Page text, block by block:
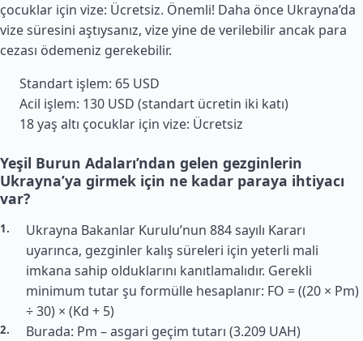
çocuklar için vize: Ücretsiz. Önemli! Daha önce Ukrayna’da
vize süresini aştıysanız, vize yine de verilebilir ancak para
cezası ödemeniz gerekebilir.
Standart işlem: 65 USD
Acil işlem: 130 USD (standart ücretin iki katı)
18 yaş altı çocuklar için vize: Ücretsiz
Yeşil Burun Adaları’ndan gelen gezginlerin
Ukrayna’ya girmek için ne kadar paraya ihtiyacı
var?
Ukrayna Bakanlar Kurulu’nun 884 sayılı Kararı
uyarınca, gezginler kalış süreleri için yeterli mali
imkana sahip olduklarını kanıtlamalıdır. Gerekli
minimum tutar şu formülle hesaplanır: FO = ((20 × Pm)
÷ 30) × (Kd + 5)
Burada: Pm – asgari geçim tutarı (3.209 UAH)